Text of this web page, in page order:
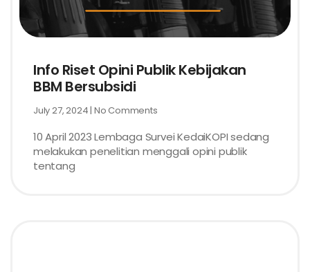
Info Riset Opini Publik Kebijakan
BBM Bersubsidi
July 27, 2024 No Comments
10 April 2023 Lembaga Survei KedaiKOPI sedang
melakukan penelitian menggali opini publik
tentang